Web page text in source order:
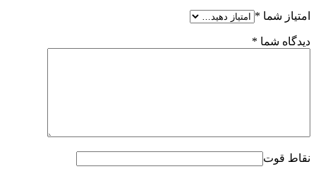
امتیاز شما *
دیدگاه شما *
نقاط قوت